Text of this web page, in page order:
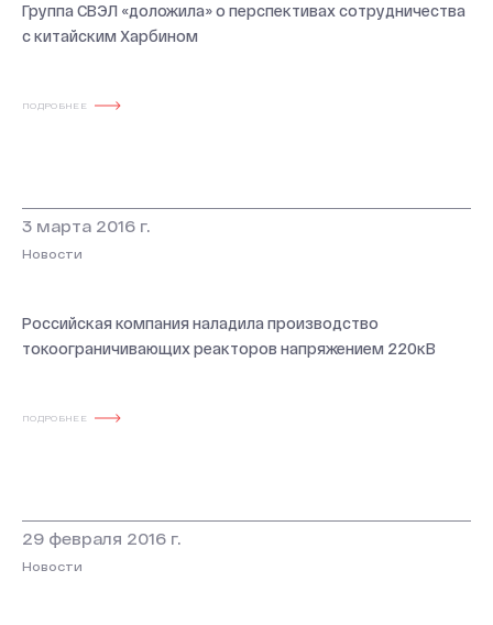
Охрана труда
ПОДРОБНЕЕ
Группа СВЭЛ «доложила» о перспективах сотрудничества
с китайским Харбином
ПОДРОБНЕЕ
3 марта 2016 г.
Новости
Российская компания наладила производство
токоограничивающих реакторов напряжением 220кВ
29 февраля 2016 г.
Новости